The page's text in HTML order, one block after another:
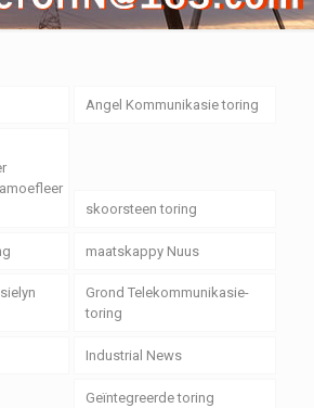
Angel Kommunikasie toring
skoorsteen toring
maatskappy Nuus
Grond Telekommunikasie-
toring
Industrial News
Geïntegreerde toring